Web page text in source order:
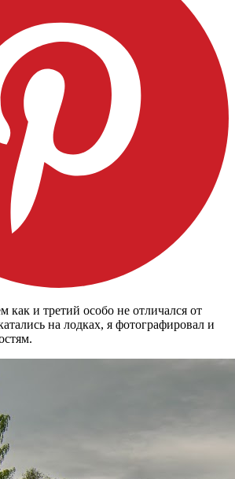
как и третий особо не отличался от
на лодках, я фотографировал и